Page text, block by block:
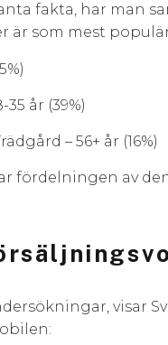
fakta, har man
är som mest
år (39%)
– 56+ år (16%)
fördelningen av
visar